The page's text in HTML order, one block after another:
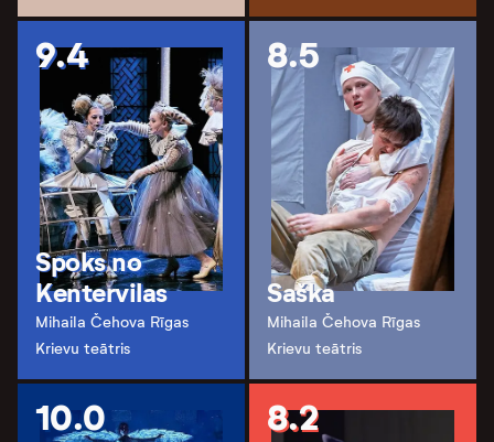
9.4
Spoks no
Kentervilas
Mihaila Čehova Rīgas
Krievu teātris
8.5
Saška
Mihaila Čehova Rīgas
Krievu teātris
10.0 8.2